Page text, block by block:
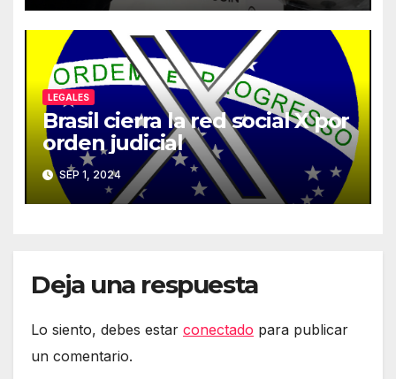
LEGALES
Brasil cierra la red social X por
orden judicial
SEP 1, 2024
Deja una respuesta
Lo siento, debes estar conectado para publicar
un comentario.